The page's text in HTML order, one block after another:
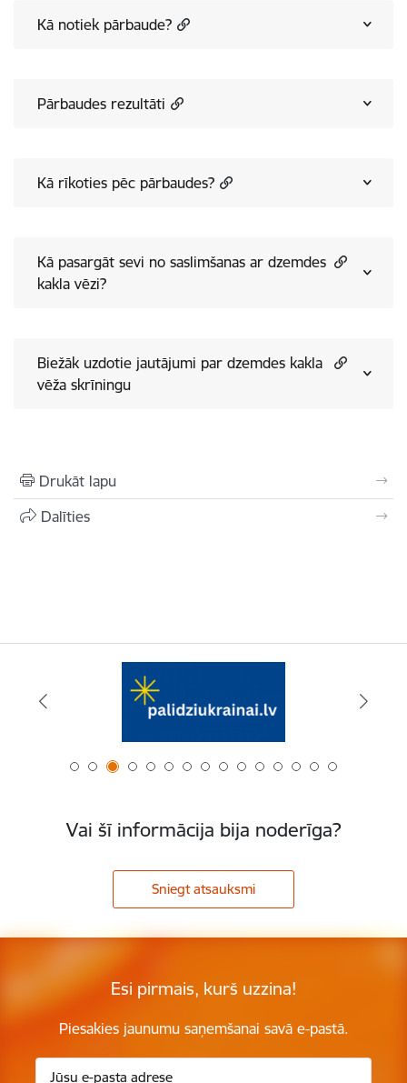
Kā notiek pārbaude?
Pārbaudes rezultāti
Kā rīkoties pēc pārbaudes?
Kā pasargāt sevi no saslimšanas ar dzemdes
kakla vēzi?
Biežāk uzdotie jautājumi par dzemdes kakla
vēža skrīningu
Drukāt lapu
Dalīties
Vai šī informācija bija noderīga?
Sniegt atsauksmi
Esi pirmais, kurš uzzina!
Piesakies jaunumu saņemšanai savā e-pastā.